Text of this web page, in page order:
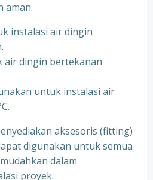
aman.
instalasi air dingin
air dingin bertekanan
untuk instalasi air
aksesoris (fitting)
digunakan untuk semua
dalam
proyek.